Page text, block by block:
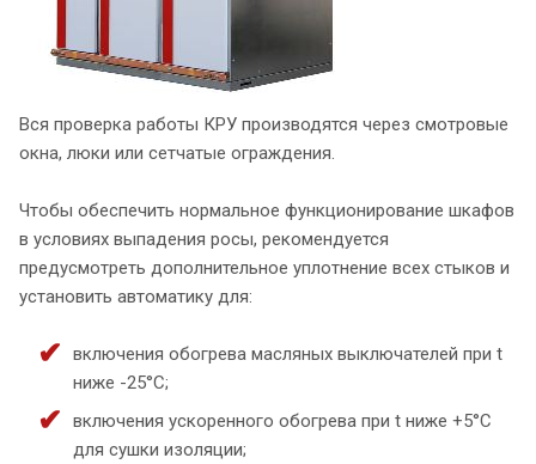
Вся проверка работы КРУ производятся через смотровые
окна, люки или сетчатые ограждения.
Чтобы обеспечить нормальное функционирование шкафов
в условиях выпадения росы, рекомендуется
предусмотреть дополнительное уплотнение всех стыков и
установить автоматику для:
включения обогрева масляных выключателей при t
ниже -25°С;
включения ускоренного обогрева при t ниже +5°С
для сушки изоляции;